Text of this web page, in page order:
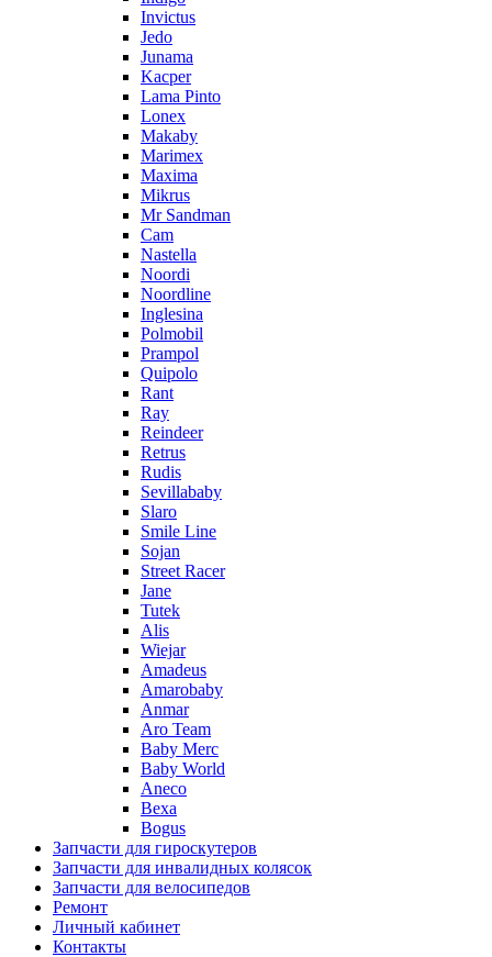
Invictus
Jedo
Junama
Kacper
Lama Pinto
Lonex
Makaby
Marimex
Maxima
Mikrus
Mr Sandman
Cam
Nastella
Noordi
Noordline
Inglesina
Polmobil
Prampol
Quipolo
Rant
Ray
Reindeer
Retrus
Rudis
Sevillababy
Slaro
Smile Line
Sojan
Street Racer
Jane
Tutek
Alis
Wiejar
Amadeus
Amarobaby
Anmar
Aro Team
Baby Merc
Baby World
Aneco
Bexa
Bogus
Запчасти для гироскутеров
Запчасти для инвалидных колясок
Запчасти для велосипедов
Ремонт
Личный кабинет
Контакты